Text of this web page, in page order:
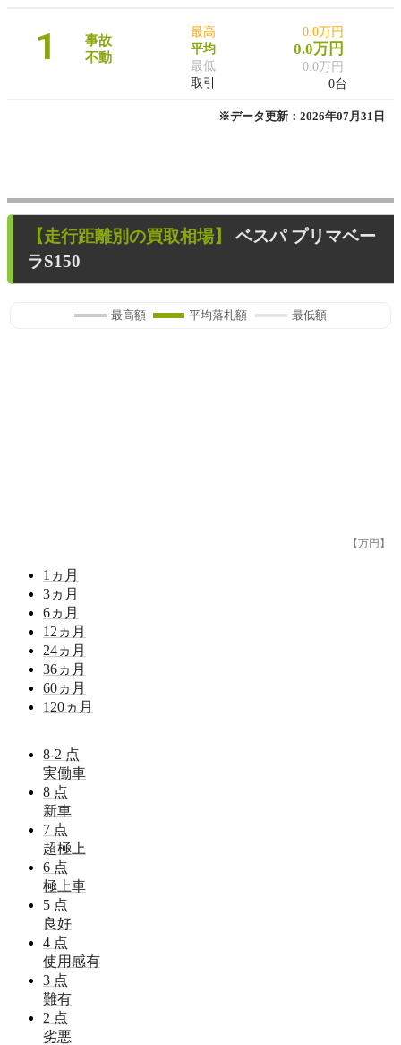
1
事故
不動
最高
平均
最低
取引
0.0万円
0.0万円
0.0万円
0台
※データ更新：2026年07月31日
【走行距離別の買取相場】
ベスパ プリマベー
ラS150
最高額 平均落札額 最低額
【万円】
1 ヵ月
3ヵ月
6ヵ月
12 ヵ月
24ヵ月
36ヵ月
60ヵ月
120ヵ月
8-2 点
実働車
8 点
新車
7 点
超極上
6 点
極上車
5 点
良好
4 点
使用感有
3 点
難有
2 点
劣悪